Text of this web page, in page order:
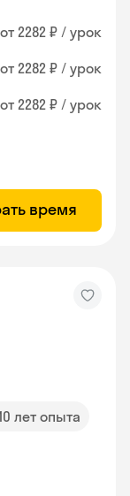
от 2282 ₽ / урок
от 2282 ₽ / урок
от 2282 ₽ / урок
время
лет опыта